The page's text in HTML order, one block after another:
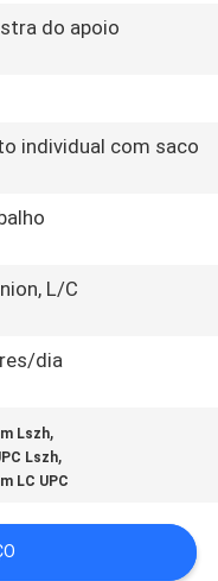
do apoio
individual com saco
L/C
dia
Lszh,
Lszh,
LC UPC